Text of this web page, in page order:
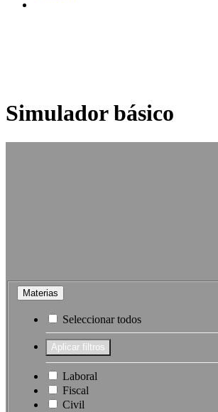
Simulador básico
Materias
Seleccionar todos
Laboral
Fiscal
Civil